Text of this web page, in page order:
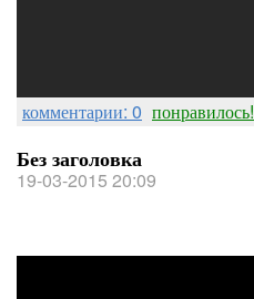
комментарии: 0 понравилось!
Без заголовка
19-03-2015 20:09